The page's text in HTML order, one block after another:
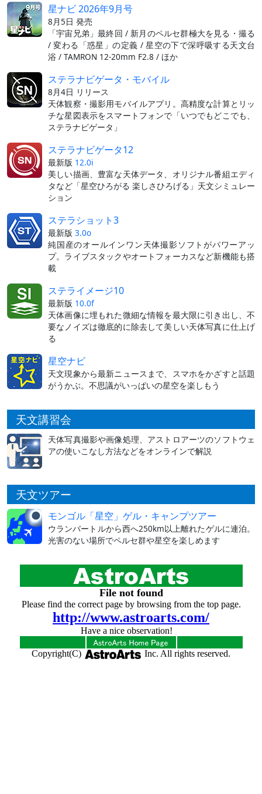
星ナビ 2026年9月号
8月5日 発売
「宇宙兄弟」最終回 / 新月のペルセ群極大を見る・撮る
/ 変わる「惑星」の定義 / 星空の下で深呼吸する天文台
浴 / TAMRON 12-20mm F2.8 / ほか
ステラナビゲータ・モバイル
8月4日 リリース
天体観察・撮影用モバイルアプリ。高精度な計算とリッ
チな星図表示をスマートフォンで「いつでもどこでも、
ステラナビゲータ」
ステラナビゲータ12
最新版 12.0i
美しい描画、豊富な天体データ、オリジナル番組エディ
タなど「星空ひろがる 楽しさひろげる」天文シミュレー
ション
ステラショット3
最新版 3.0o
純国産のオールインワン天体撮影ソフトがパワーアッ
プ。ライブスタックやオートフォーカスなど新機能も搭
載
ステライメージ10
最新版 10.0f
天体画像に埋もれた微細な情報を最大限に引き出し、不
要なノイズは徹底的に除去して美しい天体写真に仕上げ
る
星空ナビ
天文現象から最新ニュースまで、スマホをかざすと話題
がうかぶ。不思議がいっぱいの星空を楽しもう
天文講習会
天体写真撮影や画像処理、アストロアーツのソフトウェ
アの使いこなし方法などをオンラインで解説
天文ツアー
モンゴル「星空」ゲル・キャンプツアー
ウランバートルから西へ250km以上離れたゲルに連泊。
光害のない場所でペルセ群や星空を楽しめます